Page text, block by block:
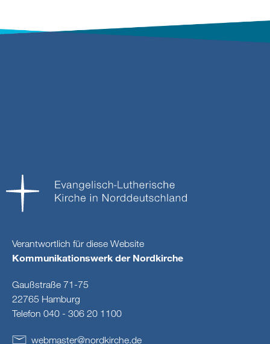
Verantwortlich für diese Website
Kommunikationswerk der Nordkirche
Gaußstraße 71-75
22765 Hamburg
Telefon 040 - 306 20 1100
webmaster@nordkirche.de